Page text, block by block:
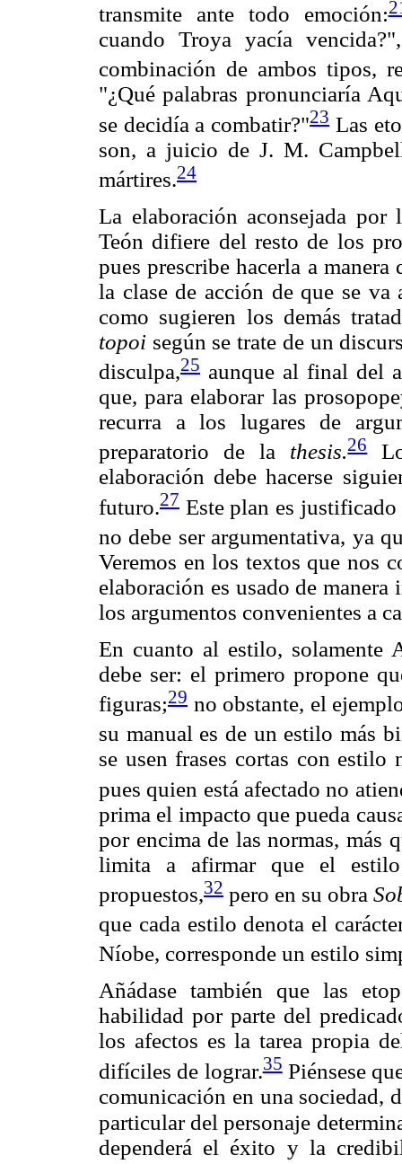
transmite ante todo emoción:
cuando Troya yacía
combinación de ambos tipos,
"¿Qué palabras pronunciaría
se decidía a combatir?"23Las
son, a juicio de J. M.
mártires.24
La elaboración aconsejada por
Teón difiere del resto de los
pues prescribe hacerla a
la clase de acción de que se
como sugieren los demás
topoi según se trate de un
disculpa,25 aunque al final del
que, para elaborar las
recurra a los lugares de
preparatorio de la thesis.26
elaboración debe hacerse
futuro.27 Este plan es
no debe ser argumentativa, ya
Veremos en los textos que nos
elaboración es usado de
los argumentos convenientes a
En cuanto al estilo, solamente
debe ser: el primero propone
figuras;29 no obstante, el
su manual es de un estilo más
se usen frases cortas con
pues quien está afectado no
prima el impacto que pueda
por encima de las normas, más
limita a afirmar que el estilo
propuestos,32 pero en su obra
que cada estilo denota el
Níobe, corresponde un estilo
Añádase también que las
habilidad por parte del
los afectos es la tarea propia
difíciles de lograr.35Piénsese
comunicación en una sociedad,
particular del personaje
dependerá el éxito y la